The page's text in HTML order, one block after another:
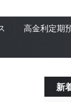
高金利定期
新